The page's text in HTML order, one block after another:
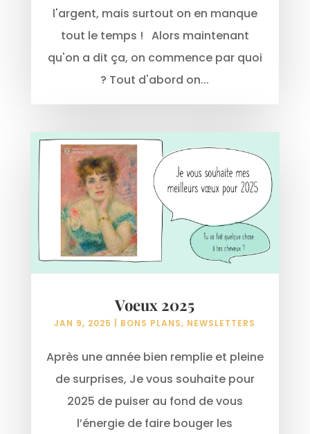
l'argent, mais surtout on en manque
tout le temps ! Alors maintenant
qu'on a dit ça, on commence par quoi
? Tout d'abord on...
Voeux 2025
JAN 9, 2025 BONS PLANS, NEWSLETTERS
Après une année bien remplie et pleine
de surprises, Je vous souhaite pour
2025 de puiser au fond de vous
l’énergie de faire bouger les